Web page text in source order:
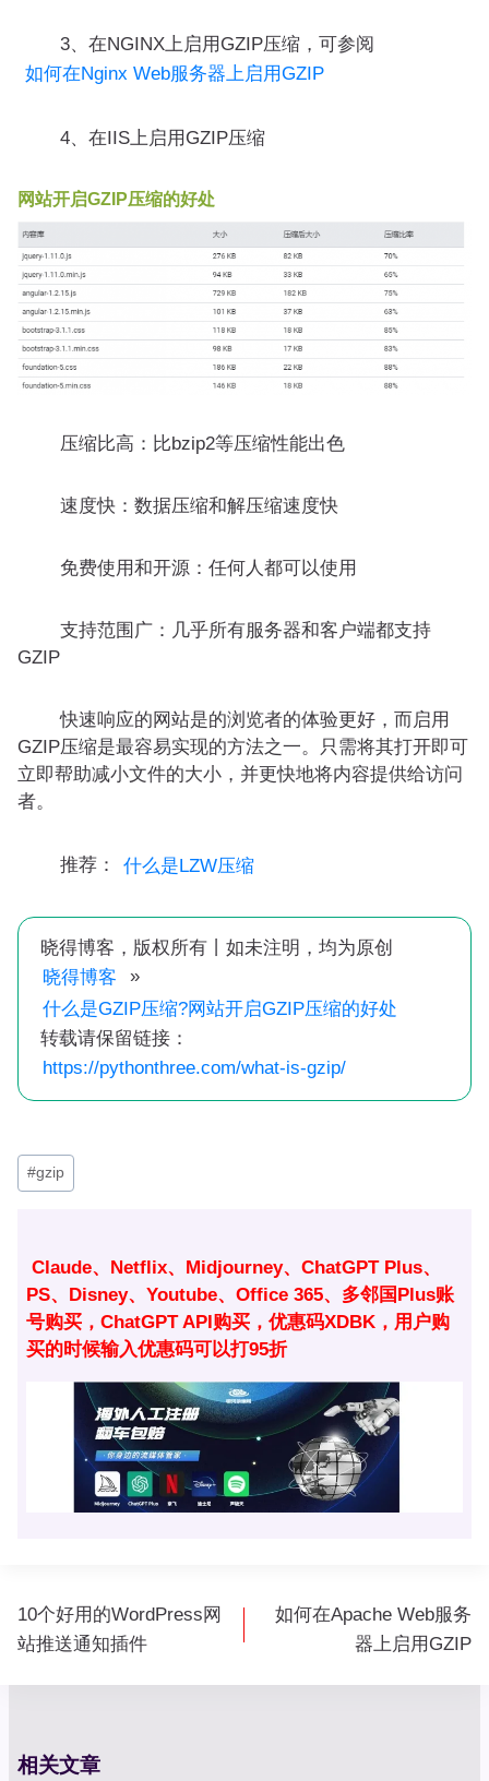
3、在NGINX上启用GZIP压缩，可参阅
如何在Nginx Web服务器上启用GZIP
4、在IIS上启用GZIP压缩
网站开启GZIP压缩的好处
压缩比高：比bzip2等压缩性能出色
速度快：数据压缩和解压缩速度快
免费使用和开源：任何人都可以使用
支持范围广：几乎所有服务器和客户端都支持
GZIP
快速响应的网站是的浏览者的体验更好，而启用
GZIP压缩是最容易实现的方法之一。只需将其打开即可
立即帮助减小文件的大小，并更快地将内容提供给访问
者。
推荐： 什么是LZW压缩
晓得博客，版权所有丨如未注明，均为原创
晓得博客
»
什么是GZIP压缩?网站开启GZIP压缩的好处
转载请保留链接：
https://pythonthree.com/what-is-gzip/
文
章
#gzip
Claude、Netflix、Midjourney、ChatGPT Plus、
PS、Disney、Youtube、Office 365、多邻国Plus账
号购买，ChatGPT API购买，优惠码XDBK，用户购
买的时候输入优惠码可以打95折
文
章
10个好用的WordPress网
站推送通知插件
如何在Apache Web服务
器上启用GZIP
相关文章